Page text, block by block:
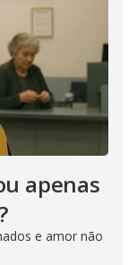
apenas
e amor não